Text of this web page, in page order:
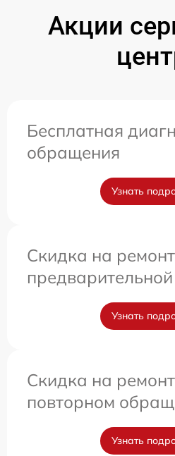
Акции
Бесплатная
обращения
Узнать
Скидка на
Узнать
Скидка на
повторном
Узнать